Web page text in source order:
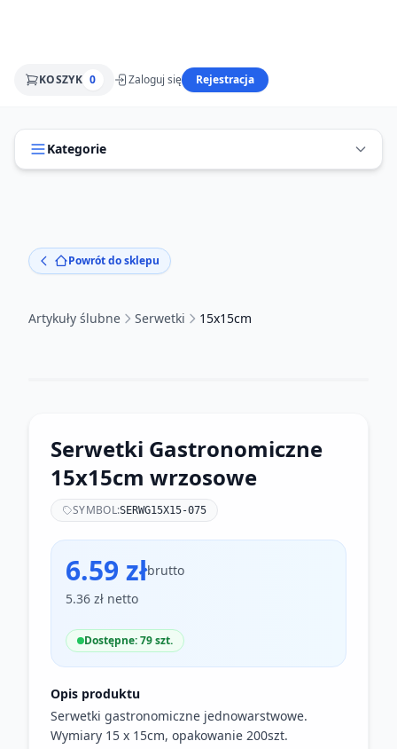
KOSZYK 0 Zaloguj się Rejestracja
Kategorie
Powrót do sklepu
Artykuły ślubne Serwetki 15x15cm
Serwetki Gastronomiczne
15x15cm wrzosowe
SYMBOL:SERWG15X15-075
6.59 złbrutto
5.36 zł netto
Dostępne: 79 szt.
Opis produktu
Serwetki gastronomiczne jednowarstwowe.
Wymiary 15 x 15cm, opakowanie 200szt.